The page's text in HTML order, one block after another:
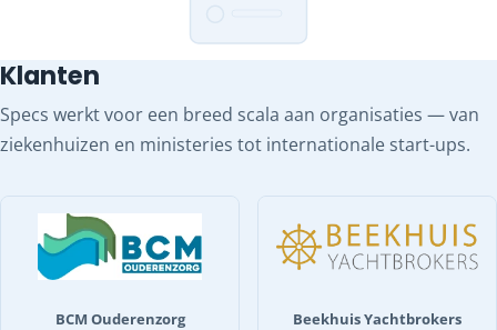
Klanten
Specs werkt voor een breed scala aan organisaties — van
ziekenhuizen en ministeries tot internationale start-ups.
BCM Ouderenzorg Beekhuis Yachtbrokers